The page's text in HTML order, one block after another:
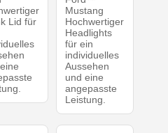
Lid für
Mustang
Hochwertiger
Headlights
für ein
individuelles
Aussehen
und eine
angepasste
Leistung.